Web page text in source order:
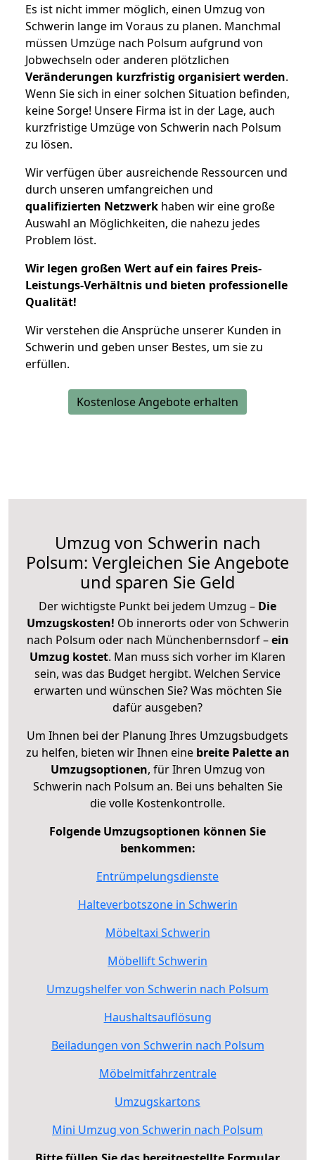
Es ist nicht immer möglich, einen Umzug von
Schwerin lange im Voraus zu planen. Manchmal
müssen Umzüge nach Polsum aufgrund von
Jobwechseln oder anderen plötzlichen
Veränderungen kurzfristig organisiert werden.
Wenn Sie sich in einer solchen Situation befinden,
keine Sorge! Unsere Firma ist in der Lage, auch
kurzfristige Umzüge von Schwerin nach Polsum
zu lösen.
Wir verfügen über ausreichende Ressourcen und
durch unseren umfangreichen und
qualifizierten Netzwerk haben wir eine große
Auswahl an Möglichkeiten, die nahezu jedes
Problem löst.
Wir legen großen Wert auf ein faires Preis-
Leistungs-Verhältnis und bieten professionelle
Qualität!
Wir verstehen die Ansprüche unserer Kunden in
Schwerin und geben unser Bestes, um sie zu
erfüllen.
Kostenlose Angebote erhalten
Umzug von Schwerin nach
Polsum: Vergleichen Sie Angebote
und sparen Sie Geld
Der wichtigste Punkt bei jedem Umzug – Die
Umzugskosten! Ob innerorts oder von Schwerin
nach Polsum oder nach Münchenbernsdorf –ein
Umzug kostet. Man muss sich vorher im Klaren
sein, was das Budget hergibt. Welchen Service
erwarten und wünschen Sie? Was möchten Sie
dafür ausgeben?
Um Ihnen bei der Planung Ihres Umzugsbudgets
zu helfen, bieten wir Ihnen eine breite Palette an
Umzugsoptionen, für Ihren Umzug von
Schwerin nach Polsum an. Bei uns behalten Sie
die volle Kostenkontrolle.
Folgende Umzugsoptionen können Sie
benkommen:
Entrümpelungsdienste
Halteverbotszone in Schwerin
Möbeltaxi Schwerin
Möbellift Schwerin
Umzugshelfer von Schwerin nach Polsum
Haushaltsauflösung
Beiladungen von Schwerin nach Polsum
Möbelmitfahrzentrale
Umzugskartons
Mini Umzug von Schwerin nach Polsum